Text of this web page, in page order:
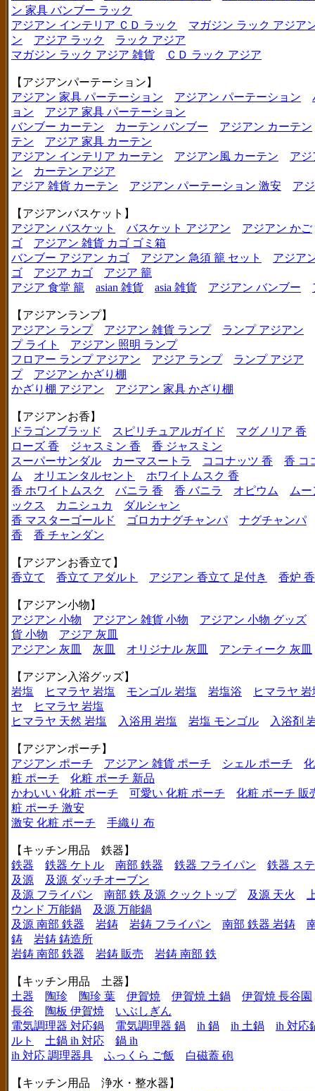
ン 家具 バンブー ラック
アジアン インテリア ＣＤ ラック
マガジン ラック アジア
ン
アジア ラック
ラック アジア
マガジン ラック アジア 雑貨
ＣＤ ラック アジア
【アジアンパーテーション】
アジアン 家具 パーテーション
アジアン パーテーション
ョン
アジア 家具 パーテーション
バンブー カーテン
カーテン バンブー
アジアン カーテン
テン
アジア 家具 カーテン
アジアン インテリア カーテン
アジアン風 カーテン
アジ
ン
カーテン アジア
アジア 雑貨 カーテン
アジアン パーテーション 激安 ア
【アジアンバスケット】
アジアン バスケット
バスケット アジアン
アジアン かご
ゴ
アジアン 雑貨 カゴ ゴミ箱
バンブー アジアン カゴ
アジアン 急須 籠 セット
アジア
ゴ
アジア カゴ
アジア 籠
アジア 食堂 籠
asian 雑貨 asia 雑貨 アジアン バンブー
【アジアンランプ】
アジアン ランプ
アジアン 雑貨 ランプ
ランプ アジアン
プ ライト
アジアン 照明 ランプ
フロアー ランプ アジアン
アジア ランプ
ランプ アジア
プ
アジアン かざり棚
かざり棚 アジアン
アジアン 家具 かざり棚
【アジアンお香】
ドラゴンブラッド
スピリチュアルガイド
マグノリア 香
ローズ 香
ジャスミン 香
香 ジャスミン
スーパーサンダル
カーマスートラ ココナッツ 香
香 コ
ム
オリエンタルセント
ホワイトムスク 香
香 ホワイトムスク
バニラ 香 香 バニラ オピウム
ムー
ックス
カニシュカ
ダルシャン
香 マスターゴールド
ゴロカナグチャンパ
ナグチャンパ
香
香 チャンダン
【アジアンお香立て】
香立て
香立て アダルト アジアン 香立て 足付き 香炉
【アジアン小物】
アジアン 小物
アジアン 雑貨 小物
アジアン 小物 グッズ
貨 小物
アジア 灰皿
アジアン 灰皿
灰皿 オリジナル 灰皿 アンティーク 灰皿
【アジアン入浴グッズ】
岩塩
ヒマラヤ 岩塩 モンゴル 岩塩 岩塩浴
ヒマラヤ
ヤ
ヒマラヤ 岩塩
ヒマラヤ 天然 岩塩
入浴用 岩塩 岩塩 モンゴル 入浴剤
【アジアンポーチ】
アジアン ポーチ
アジアン 雑貨 ポーチ シェル ポーチ
粧 ポーチ
化粧 ポーチ 新品
かわいい 化粧 ポーチ
可愛い 化粧 ポーチ
化粧 ポーチ 販
粧 ポーチ 激安
激安 化粧 ポーチ
手織り 布
【キッチン用品 鉄器】
鉄器
鉄器 ケトル 南部 鉄器 鉄器 フライパン
鉄器 ス
及源
及源 ダッチオーブン
及源 フライパン
南部 鉄 及源 クックトップ 及源 天火
ウンド 万能鍋
及源 万能鍋
及源 南部 鉄器
岩鋳 岩鋳 フライパン 南部 鉄器 岩鋳
鋳
岩鋳 鋳造所
岩鋳 南部 鉄器
岩鋳 販売 岩鋳 南部 鉄
【キッチン用品 土器】
土器
陶珍 陶珍 葉 伊賀焼 伊賀焼 土鍋
伊賀焼 長谷園
長谷
陶板 伊賀焼
いぶしぎん
電気調理器 対応鍋
電気調理器 鍋 ih 鍋 ih 土鍋
ih 対応
ルト
土鍋 ih 対応
鍋 ih
ih 対応 調理器具
ふっくら ご飯 白磁蓋 砲
【キッチン用品 浄水・整水器】